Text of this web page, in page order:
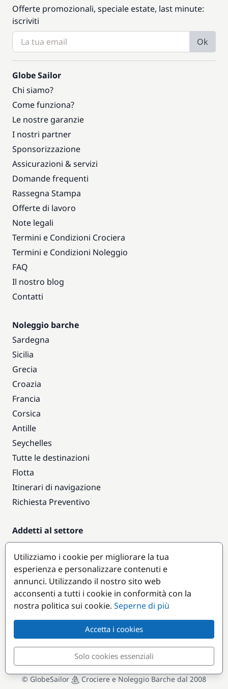
Offerte promozionali, speciale estate, last minute:
iscriviti
Ok
Globe Sailor
Chi siamo?
Come funziona?
Le nostre garanzie
I nostri partner
Sponsorizzazione
Assicurazioni & servizi
Domande frequenti
Rassegna Stampa
Offerte di lavoro
Note legali
Termini e Condizioni Crociera
Termini e Condizioni Noleggio
FAQ
Il nostro blog
Contatti
Noleggio barche
Sardegna
Sicilia
Grecia
Croazia
Francia
Corsica
Antille
Seychelles
Tutte le destinazioni
Flotta
Itinerari di navigazione
Richiesta Preventivo
Addetti al settore
Accesso armatori
Diventare partner
Destinazioni popolari
© GlobeSailor Crociere e Noleggio Barche dal 2008
Utilizziamo i cookie per migliorare la tua
esperienza e personalizzare contenuti e
annunci. Utilizzando il nostro sito web
acconsenti a tutti i cookie in conformità con la
nostra politica sui cookie. Seperne di più
Accetta i cookies
Solo cookies essenziali